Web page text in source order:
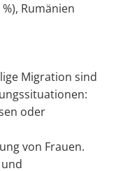
Rumänien
Migration sind
oder
von Frauen.